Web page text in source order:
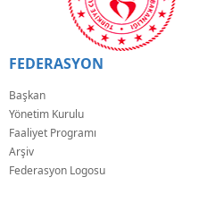
FEDERASYON
Başkan
Yönetim Kurulu
Faaliyet Programı
Arşiv
Federasyon Logosu